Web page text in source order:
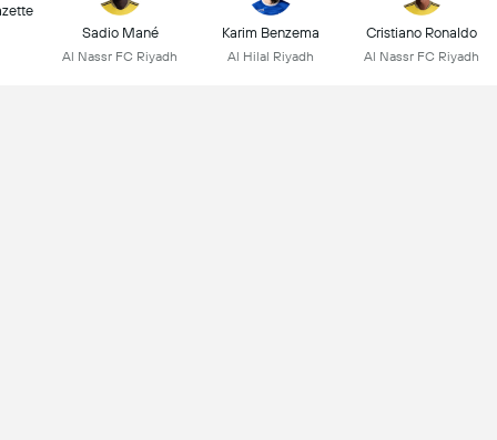
Cristiano Ronaldo
Al Nassr FC Riyadh
Karim Benzema
Al Hilal Riyadh
Sadio Mané
Al Nassr FC Riyadh